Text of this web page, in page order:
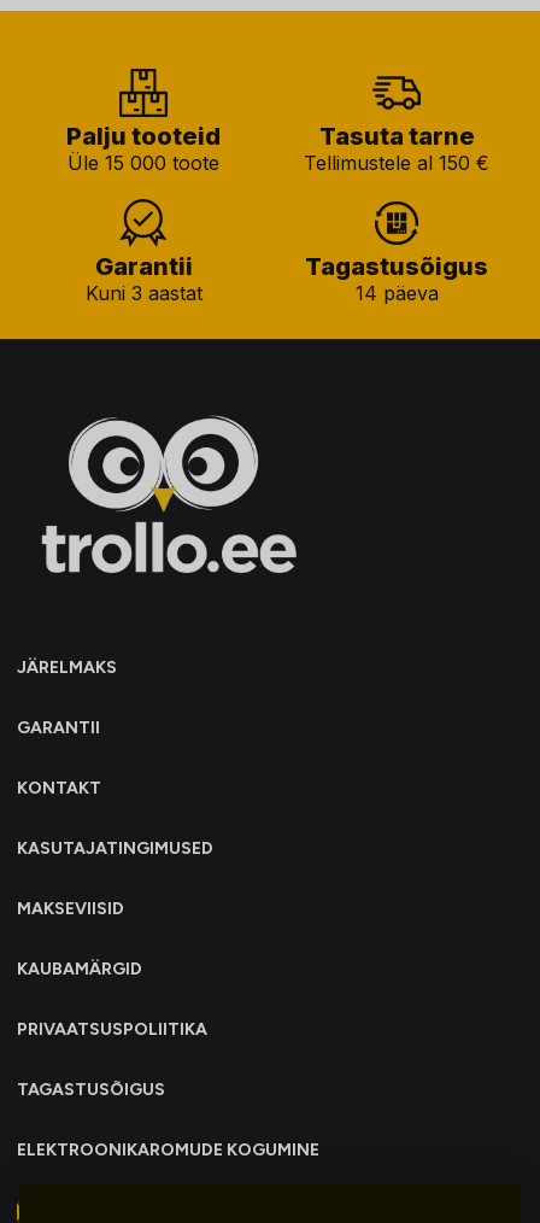
Palju tooteid
Üle 15 000 toote
Tasuta tarne
Tellimustele al 150 €
Garantii
Kuni 3 aastat
Tagastusõigus
14 päeva
JÄRELMAKS
GARANTII
KONTAKT
KASUTAJATINGIMUSED
MAKSEVIISID
KAUBAMÄRGID
PRIVAATSUSPOLIITIKA
TAGASTUSÕIGUS
ELEKTROONIKAROMUDE KOGUMINE